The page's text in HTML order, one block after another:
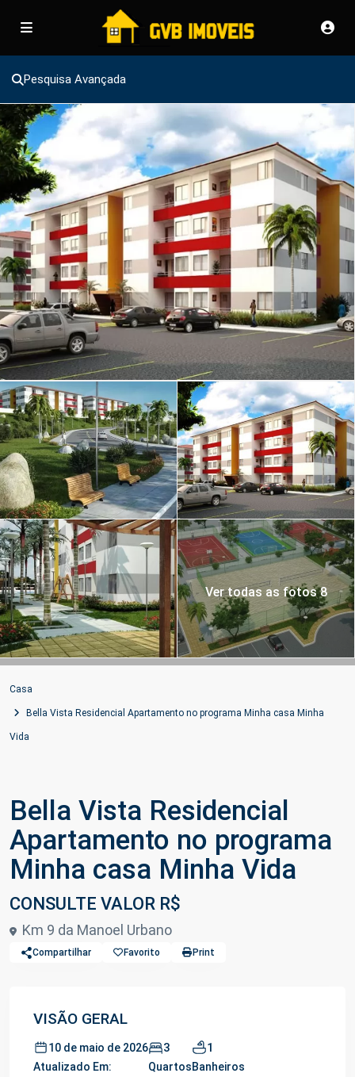
Pesquisa Avançada
Ver todas as fotos 8
Casa
Bella Vista Residencial Apartamento no programa Minha casa Minha
Vida
Bella Vista Residencial
Apartamento no programa
Minha casa Minha Vida
CONSULTE VALOR R$
Km 9 da Manoel Urbano
Compartilhar Favorito Print
VISÃO GERAL
10 de maio de 2026
Atualizado Em:
3
Quartos
1
Banheiros